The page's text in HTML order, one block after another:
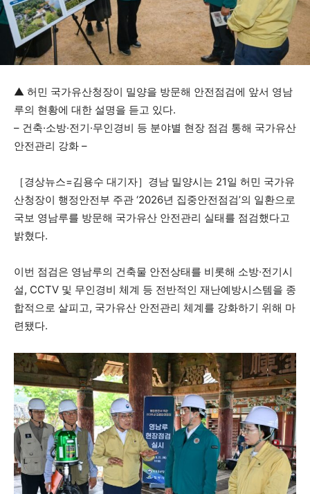
▲ 허민 국가유산청장이 밀양을 방문해 안전점검에 앞서 영남
루의 현황에 대한 설명을 듣고 있다.
– 건축·소방·전기·무인경비 등 분야별 현장 점검 통해 국가유산
안전관리 강화 –
［경상뉴스=김용수 대기자］경남 밀양시는 21일 허민 국가유
산청장이 행정안전부 주관 ‘2026년 집중안전점검’의 일환으로
국보 영남루를 방문해 국가유산 안전관리 실태를 점검했다고
밝혔다.
이번 점검은 영남루의 건축물 안전상태를 비롯해 소방·전기시
설, CCTV 및 무인경비 체계 등 전반적인 재난예방시스템을 종
합적으로 살피고, 국가유산 안전관리 체계를 강화하기 위해 마
련됐다.